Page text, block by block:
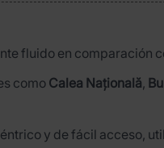
fluido en comparación
como Calea Națională,
y de fácil acceso,